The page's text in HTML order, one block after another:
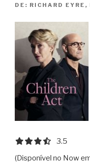
DE: RICHARD
3.5 out of
3.5
(Disponível no Now